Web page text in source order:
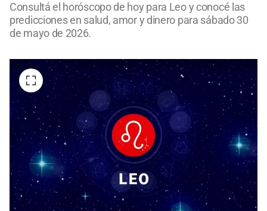
Consultá el horóscopo de hoy para Leo y conocé las
predicciones en salud, amor y dinero para sábado 30
de mayo de 2026.